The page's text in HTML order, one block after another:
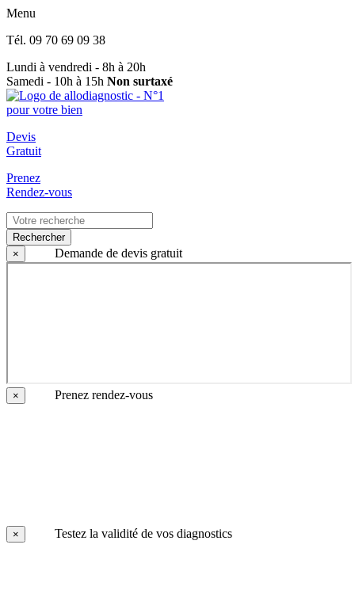
Menu
Tél. 09 70 69 09 38
Lundi à vendredi - 8h à 20h
Samedi - 10h à 15h Non surtaxé
Devis
Gratuit
Prenez
Rendez-vous
Rechercher
×
Demande de devis gratuit
× Prenez rendez-vous
× Testez la validité de vos diagnostics